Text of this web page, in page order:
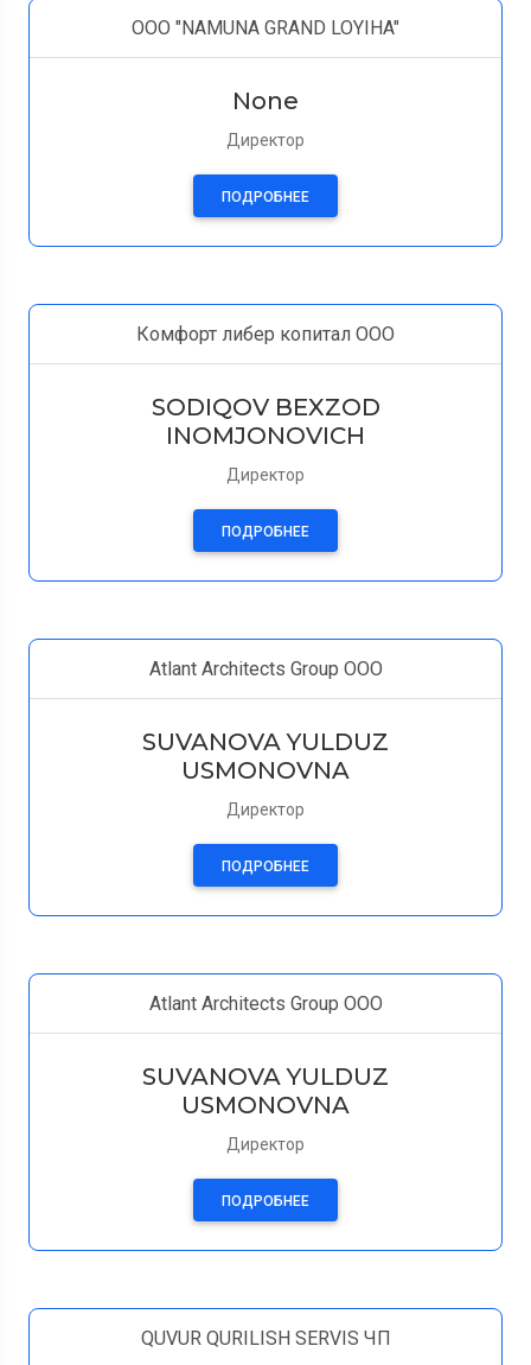
ООО "NAMUNA GRAND LOYIHA"
None
Директор
ПОДРОБНЕЕ
Комфорт либер копитал OOO
SODIQOV BEXZOD
INOMJONOVICH
Директор
ПОДРОБНЕЕ
Atlant Architects Group ООО
SUVANOVA YULDUZ
USMONOVNA
Директор
ПОДРОБНЕЕ
Atlant Architects Group ООО
SUVANOVA YULDUZ
USMONOVNA
Директор
ПОДРОБНЕЕ
QUVUR QURILISH SERVIS ЧП